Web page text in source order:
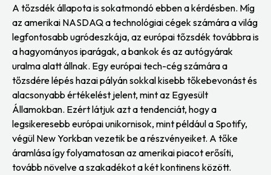
A tőzsdék állapota is sokatmondó ebben a kérdésben. Míg
az amerikai NASDAQ a technológiai cégek számára a világ
legfontosabb ugródeszkája, az európai tőzsdék továbbra is
a hagyományos iparágak, a bankok és az autógyárak
uralma alatt állnak. Egy európai tech-cég számára a
tőzsdére lépés hazai pályán sokkal kisebb tőkebevonást és
alacsonyabb értékelést jelent, mint az Egyesült
Államokban. Ezért látjuk azt a tendenciát, hogy a
legsikeresebb európai unikornisok, mint például a Spotify,
végül New Yorkban vezetik be a részvényeiket. A tőke
áramlása így folyamatosan az amerikai piacot erősíti,
tovább növelve a szakadékot a két kontinens között.